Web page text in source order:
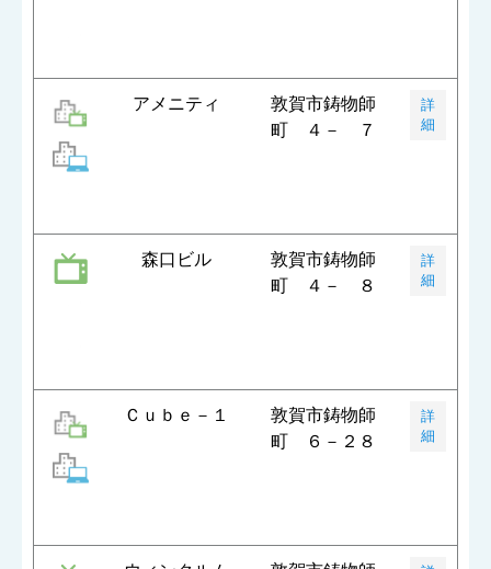
アメニティ
敦賀市鋳物師
町 ４－ ７
詳
細
森口ビル
敦賀市鋳物師
町 ４－ ８
詳
細
Ｃｕｂｅ－１
敦賀市鋳物師
町 ６－２８
詳
細